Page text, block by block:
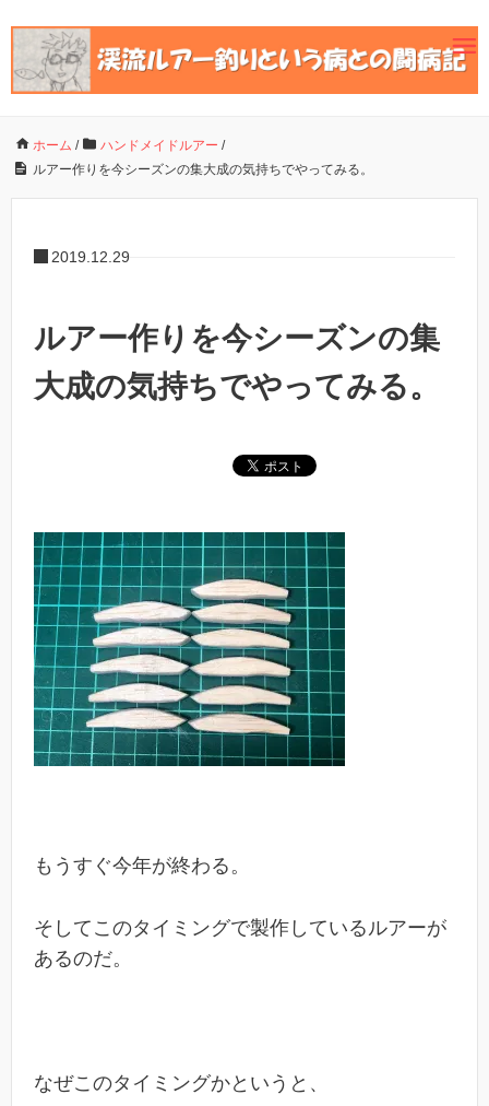
ホーム / ハンドメイドルアー /
ルアー作りを今シーズンの集大成の気持ちでやってみる。
2019.12.29
ルアー作りを今シーズンの集
大成の気持ちでやってみる。
もうすぐ今年が終わる。
そしてこのタイミングで製作しているルアーが
あるのだ。
なぜこのタイミングかというと、